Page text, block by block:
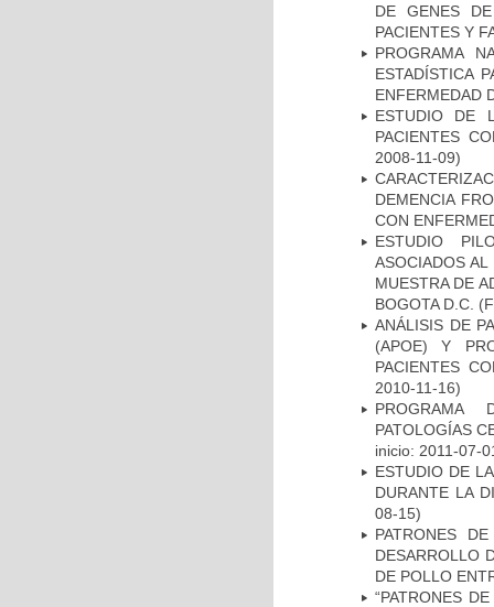
DE GENES
PACIENTES Y
PROGRAMA
ESTADÍSTICA
ENFERMEDAD
ESTUDIO DE
PACIENTES
2008-11-09)
DEMENCIA
CON
ESTUDIO
ASOCIADOS
MUESTRA DE
BOGOTA D.C.
ANÁLISIS DE
(APOE) Y
PACIENTES
2010-11-16)
PROGRAMA
PATOLOGÍAS
inicio: 2011-07-
ESTUDIO DE
DURANTE LA
08-15)
PATRONES
DESARROLLO
DE POLLO
“PATRONES